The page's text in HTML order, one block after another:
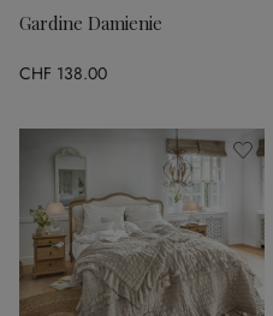
Gardine Damienie
CHF 138.00